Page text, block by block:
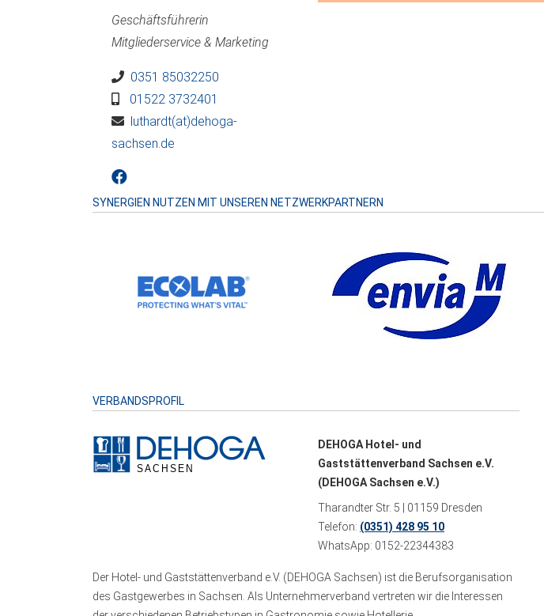
Geschäftsführerin
Mitgliederservice & Marketing
0351 85032250
01522 3732401
luthardt(at)dehoga-
sachsen.de
SYNERGIEN NUTZEN MIT UNSEREN NETZWERKPARTNERN
VERBANDSPROFIL
DEHOGA Hotel- und
Gaststättenverband Sachsen e.V.
(DEHOGA Sachsen e.V.)
Tharandter Str. 5 | 01159 Dresden
Telefon: (0351) 428 95 10
WhatsApp: 0152-22344383
Der Hotel- und Gaststättenverband e.V. (DEHOGA Sachsen) ist die Berufsorganisation
des Gastgewerbes in Sachsen. Als Unternehmerverband vertreten wir die Interessen